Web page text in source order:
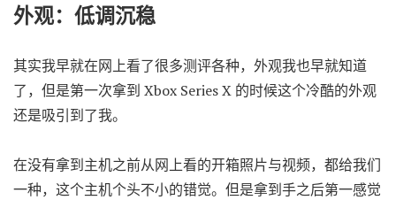
外观：低调沉稳
其实我早就在网上看了很多测评各种，外观我也早就知道
了，但是第一次拿到 Xbox Series X 的时候这个冷酷的外观
还是吸引到了我。
在没有拿到主机之前从网上看的开箱照片与视频，都给我们
一种，这个主机个头不小的错觉。但是拿到手之后第一感觉